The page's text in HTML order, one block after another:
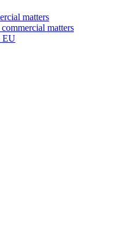
matters
matters​​
EU